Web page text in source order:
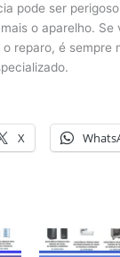
pode ser
o aparelho. Se
reparo, é sempre
X